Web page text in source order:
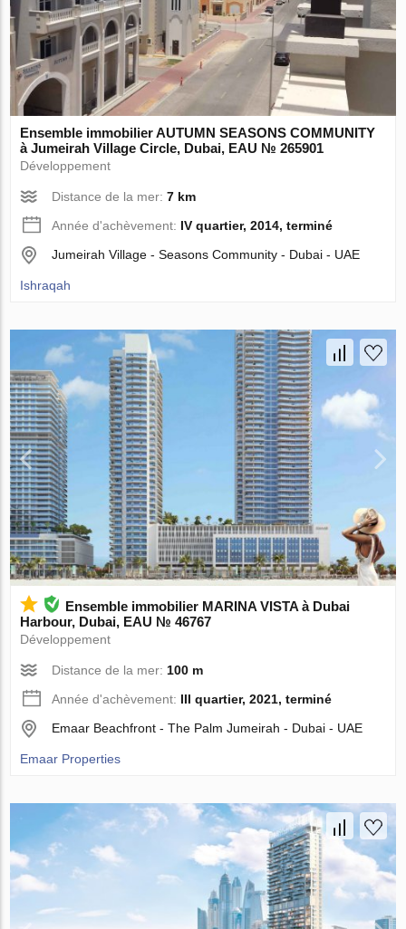
Ensemble immobilier AUTUMN SEASONS COMMUNITY
à Jumeirah Village Circle, Dubai, EAU № 265901
Développement
Distance de la mer:7 km
Année d'achèvement: IV quartier, 2014, terminé
Jumeirah Village - Seasons Community - Dubai - UAE
Ishraqah
Ensemble immobilier MARINA VISTA à Dubai
Harbour, Dubai, EAU № 46767
Développement
Distance de la mer:100 m
Année d'achèvement: III quartier, 2021, terminé
Emaar Beachfront - The Palm Jumeirah - Dubai - UAE
Emaar Properties